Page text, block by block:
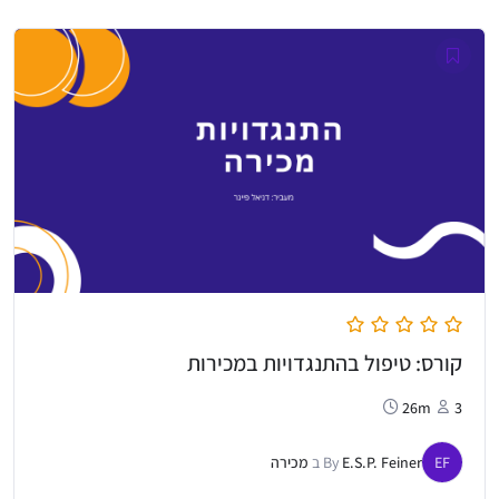
₪198.00.
₪95.95.
קורס: טיפול בהתנגדויות במכירות
3
26m
EF
By E.S.P. Feiner ב מכירה